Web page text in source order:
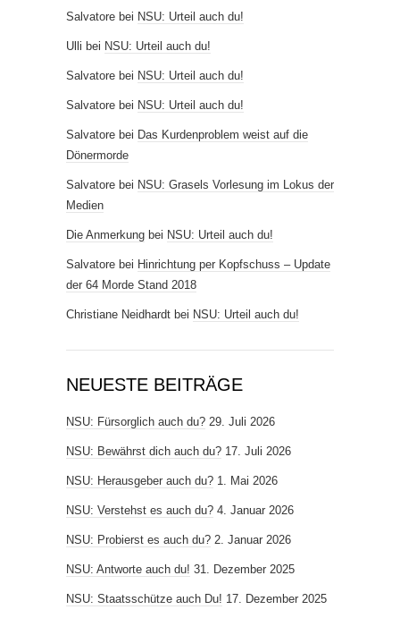
Salvatore bei NSU: Urteil auch du!
Ulli bei NSU: Urteil auch du!
Salvatore bei NSU: Urteil auch du!
Salvatore bei NSU: Urteil auch du!
Salvatore bei Das Kurdenproblem weist auf die
Dönermorde
Salvatore bei NSU: Grasels Vorlesung im Lokus der
Medien
Die Anmerkung bei NSU: Urteil auch du!
Salvatore bei Hinrichtung per Kopfschuss – Update
der 64 Morde Stand 2018
Christiane Neidhardt bei NSU: Urteil auch du!
NEUESTE BEITRÄGE
NSU: Fürsorglich auch du? 29. Juli 2026
NSU: Bewährst dich auch du? 17. Juli 2026
NSU: Herausgeber auch du? 1. Mai 2026
NSU: Verstehst es auch du? 4. Januar 2026
NSU: Probierst es auch du? 2. Januar 2026
NSU: Antworte auch du! 31. Dezember 2025
NSU: Staatsschütze auch Du! 17. Dezember 2025